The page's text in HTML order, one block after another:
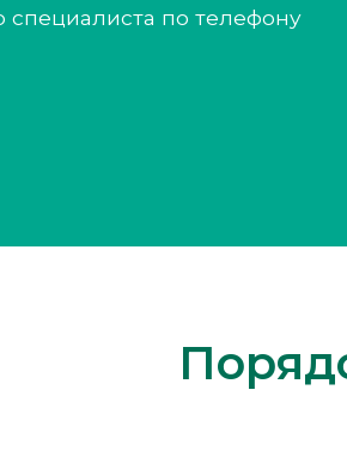
специалиста по телефону